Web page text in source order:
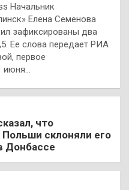
Начальник
Елена Семенова
зафиксированы два
Ее слова передает РИА
первое
что
склоняли его
Донбассе